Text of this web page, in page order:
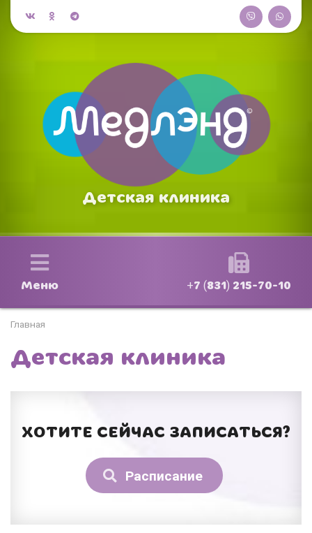
Детская клиника
Меню +7 (831) 215-70-10
Главная
Детская клиника
ХОТИТЕ СЕЙЧАС ЗАПИСАТЬСЯ?
Расписание